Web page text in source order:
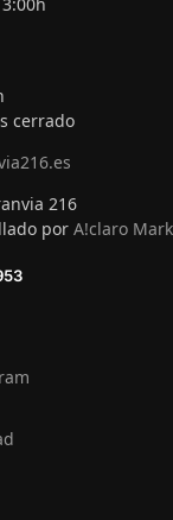
cerrado
216
por A!claro